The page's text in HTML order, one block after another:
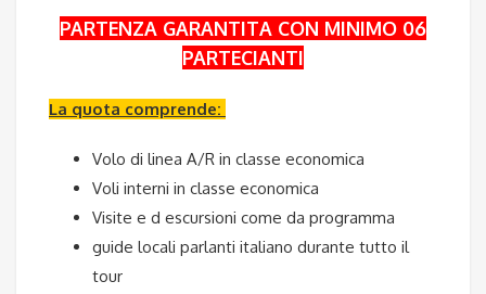
PARTENZA GARANTITA CON MINIMO 06
PARTECIANTI
La quota comprende:
Volo di linea A/R in classe economica
Voli interni in classe economica
Visite e d escursioni come da programma
guide locali parlanti italiano durante tutto il
tour